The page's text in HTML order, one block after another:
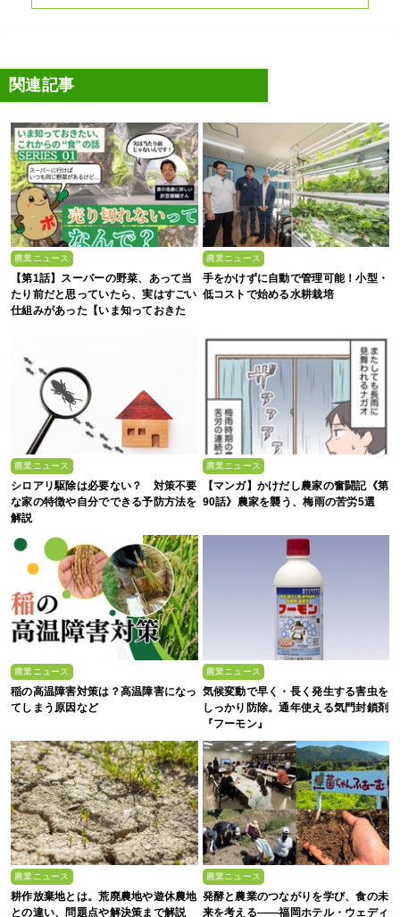
関連記事
農業ニュース
【第1話】スーパーの野菜、あって当
たり前だと思っていたら、実はすごい
仕組みがあった【いま知っておきた
農業ニュース
手をかけずに自動で管理可能！小型・
低コストで始める水耕栽培
農業ニュース
シロアリ駆除は必要ない？ 対策不要
な家の特徴や自分でできる予防方法を
解説
農業ニュース
【マンガ】かけだし農家の奮闘記《第
90話》農家を襲う、梅雨の苦労5選
農業ニュース
稲の高温障害対策は？高温障害になっ
てしまう原因など
農業ニュース
気候変動で早く・長く発生する害虫を
しっかり防除。通年使える気門封鎖剤
『フーモン』
農業ニュース
耕作放棄地とは。荒廃農地や遊休農地
との違い、問題点や解決策まで解説
農業ニュース
発酵と農業のつながりを学び、食の未
来を考える――福岡ホテル・ウェディ